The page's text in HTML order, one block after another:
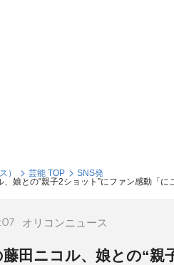
） 芸能 TOP
SNS発
娘との“親子2ショット”にファン感動「
オリコンニュース
田ニコル、娘との“親